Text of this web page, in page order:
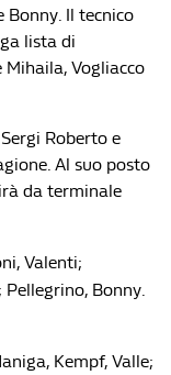
Bonny. Il tecnico
lista di
Vogliacco
Roberto e
Al suo posto
da terminale
Valenti;
Bonny.
Kempf, Valle;